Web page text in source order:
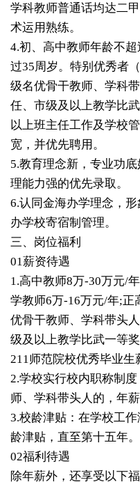
学科教师普通话均达二
术运用熟练。
4.初、高中教师年龄不
过35周岁。特别优秀者
级名优骨干教师、学科
任、市级及以上教学比
以上班主任工作及学校
宽，并优先聘用。
5.教育理念新，专业功
理能力强的优先录取。
6.认同金海办学理念，
办学校寄宿制管理。
三、 岗位福利
01薪资待遇
1.高中教师8万-30万元/
学教师6万-16万元/年;正
优骨干教师、学科带头
级及以上教学比武一等
211师范院校优秀毕业生
2.学校实行校内职称制
师、学科带头人的，年薪
3.校龄津贴：在学校工
龄津贴，直至第十五年。
02福利待遇
除年薪外，还享受以下